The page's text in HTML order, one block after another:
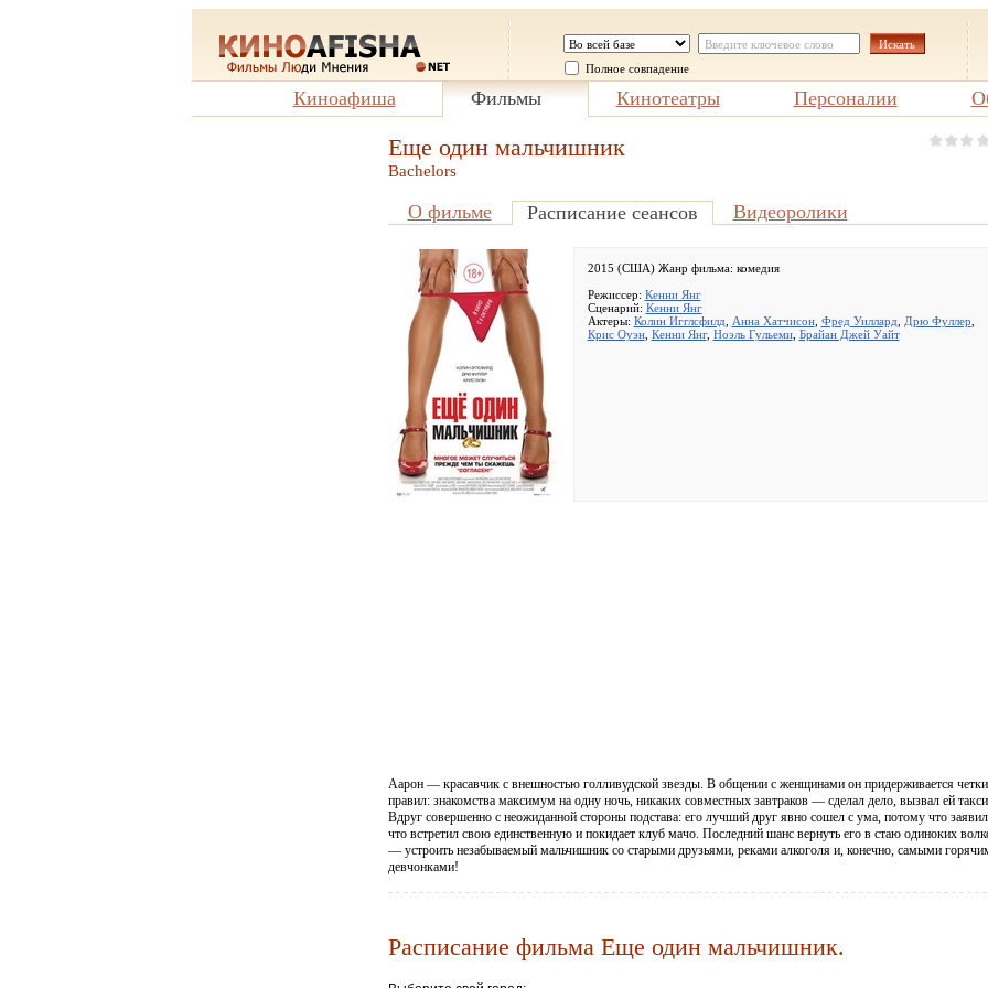
Полное совпадение
Киноафиша Фильмы Кинотеатры Персоналии
Еще один мальчишник
Bachelors
О фильме Расписание сеансов Видеоролики
2015 (США) Жанр фильма: комедия
Режиссер: Кенни Янг
Сценарий: Кенни Янг
Актеры: Колин Игглсфилд Анна Хатчисон, Фред Уиллард Дрю Фуллер
Крис Оуэн, Кенни Янг, Ноэль Гульеми, Брайан Джей Уайт
Аарон — красавчик с внешностью голливудской звезды. В общении с женщинами он придерживается
правил: знакомства максимум на одну ночь, никаких совместных завтраков — сделал дело, вызвал ей
Вдруг совершенно с неожиданной стороны подстава: его лучший друг явно сошел с ума, потому что
что встретил свою единственную и покидает клуб мачо. Последний шанс вернуть его в стаю одиноких
— устроить незабываемый мальчишник со старыми друзьями, реками алкоголя и, конечно, самыми
девчонками!
Расписание фильма Еще один мальчишник.